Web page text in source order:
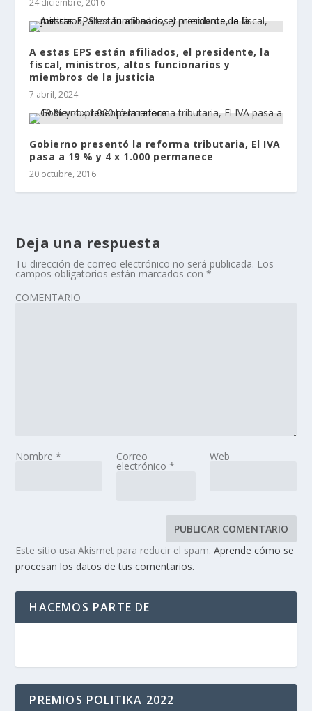
24 diciembre, 2016
A estas EPS están afiliados, el presidente, la
fiscal, ministros, altos funcionarios y
miembros de la justicia
7 abril, 2024
Gobierno presentó la reforma tributaria, El IVA
pasa a 19 % y 4 x 1.000 permanece
20 octubre, 2016
Deja una respuesta
Tu dirección de correo electrónico no será publicada. Los
campos obligatorios están marcados con
COMENTARIO
Nombre Correo
electrónico
Web
Este sitio usa Akismet para reducir el spam.Aprende cómo se
procesan los datos de tus comentarios.
HACEMOS PARTE DE
PREMIOS POLITIKA 2022